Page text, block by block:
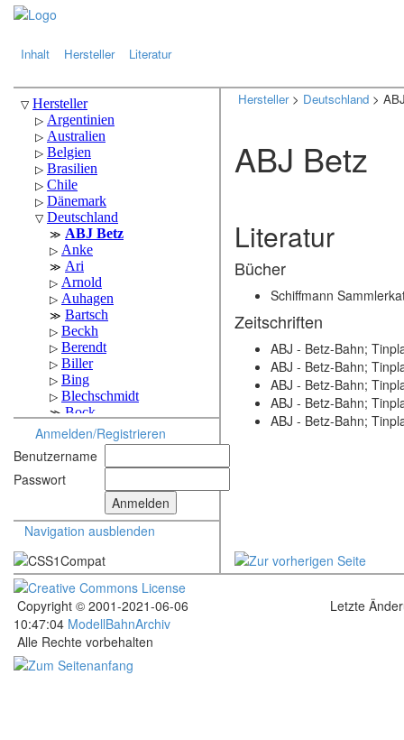
Inhalt Hersteller Literatur
Anmelden/Registrieren
Benutzername
Passwort
Navigation ausblenden
Hersteller> Deutschland >
ABJ Betz
Literatur
Bücher
Schiffmann
Zeitschriften
ABJ - Betz-Bahn;
ABJ - Betz-Bahn;
ABJ - Betz-Bahn;
ABJ - Betz-Bahn;
ABJ - Betz-Bahn;
Copyright © 2001-2021-06-06
10:47:04 ModellBahnArchiv
Letzte
Alle Rechte vorbehalten